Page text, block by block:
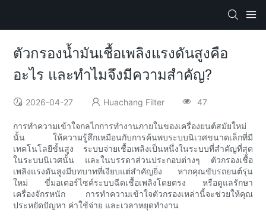
ตัวกรองน้ำมันเชื้อเพลิงแรงดันสูงคือ
อะไร และทำไมจึงมีความสำคัญ?
2026-04-27 Huachang Filter 47
การทำความเข้าใจกลไกการทำงานภายในของเครื่องยนต์สมัยใหม่
นั้น ให้ความรู้สึกเหมือนกับการค้นพบระบบนิเวศขนาดเล็กที่มี
เทคโนโลยีขั้นสูง ระบบจ่ายเชื้อเพลิงเป็นหนึ่งในระบบที่สำคัญที่สุด
ในระบบนิเวศนั้น และในบรรดาส่วนประกอบต่างๆ ตัวกรองเชื้อ
เพลิงแรงดันสูงมีบทบาทที่เงียบแต่สำคัญยิ่ง หากคุณขับรถยนต์รุ่น
ใหม่ ขี่มอเตอร์ไซค์ระบบฉีดเชื้อเพลิงโดยตรง หรือดูแลรักษา
เครื่องจักรหนัก การทำความเข้าใจตัวกรองเหล่านี้จะช่วยให้คุณ
ประหยัดปัญหา ค่าใช้จ่าย และเวลาหยุดทำงาน